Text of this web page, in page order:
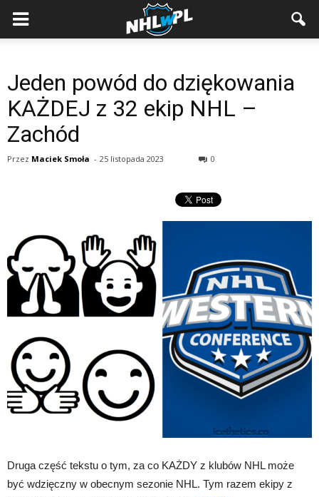
Jeden powód do dziękowania
KAŻDEJ z 32 ekip NHL –
Zachód
Przez Maciek Smoła - 25 listopada 2023 0
Druga część tekstu o tym, za co KAŻDY z klubów NHL może
być wdzięczny w obecnym sezonie NHL. Tym razem ekipy z